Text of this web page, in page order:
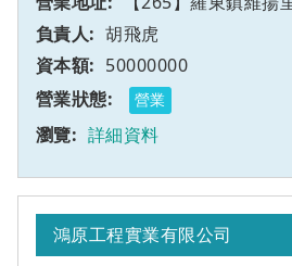
胡飛虎
50000000
營業
詳細資料
鴻原工程實業有限公司